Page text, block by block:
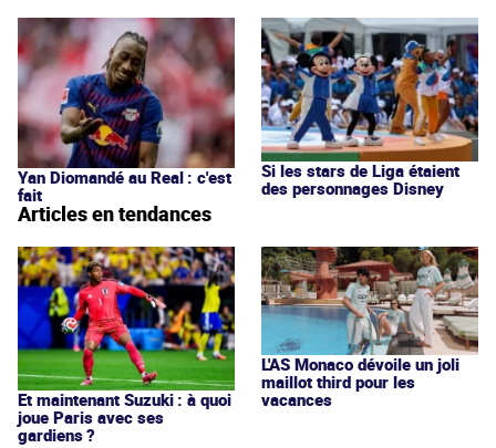
Yan Diomandé au Real : c'est
fait
Si les stars de Liga étaient
des personnages Disney
Articles en tendances
Et maintenant Suzuki : à quoi
joue Paris avec ses
gardiens ?
L'AS Monaco dévoile un joli
maillot third pour les
vacances